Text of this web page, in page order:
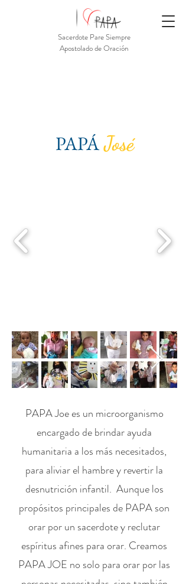
Sacerdote Pare Siempre
Apostolado de Oración
PAPÁJosé
PAPA Joe es un microorganismo
encargado de brindar ayuda
humanitaria a los más necesitados,
para aliviar el hambre y revertir la
desnutrición infantil. Aunque los
propósitos principales de PAPA son
orar por un sacerdote y reclutar
espíritus afines para orar. Creamos
PAPA JOE no solo para orar por las